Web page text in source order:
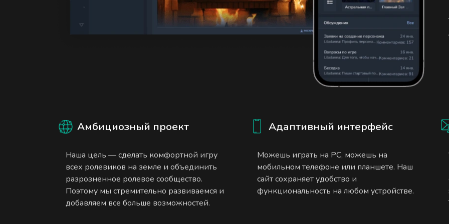
Амбициозный проект
Наша цель — сделать комфортной игру
всех ролевиков на земле и объединить
разрозненное ролевое сообщество.
Поэтому мы стремительно развиваемся и
добавляем все больше возможностей.
Адаптивный интерфейс
Можешь играть на PC, можешь на
мобильном телефоне или планшете. Наш
сайт сохраняет удобство и
функциональность на любом устройстве.